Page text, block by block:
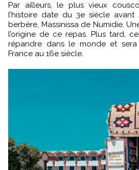
Par ailleurs, le plus vieux
l’histoire date du 3e siècle avant
berbère, Massinissa de Numidie.
l’origine de ce repas. Plus tard,
répandre dans le monde et
France au 16e siècle.